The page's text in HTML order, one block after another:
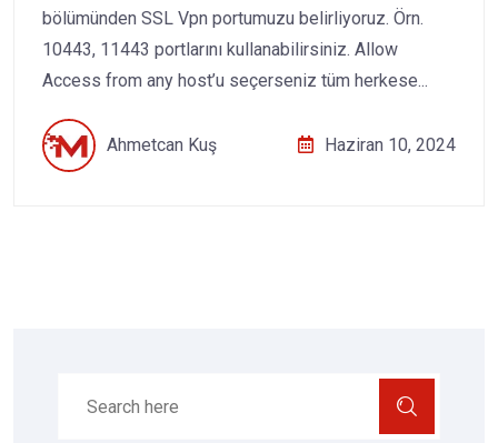
bölümünden SSL Vpn portumuzu belirliyoruz. Örn.
10443, 11443 portlarını kullanabilirsiniz. Allow
Access from any host’u seçerseniz tüm herkese...
Ahmetcan Kuş Haziran 10, 2024